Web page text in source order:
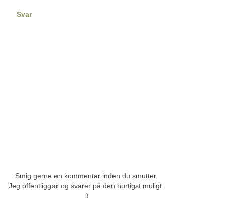
Svar
Smig gerne en kommentar inden du smutter.
Jeg offentliggør og svarer på den hurtigst muligt.
;)